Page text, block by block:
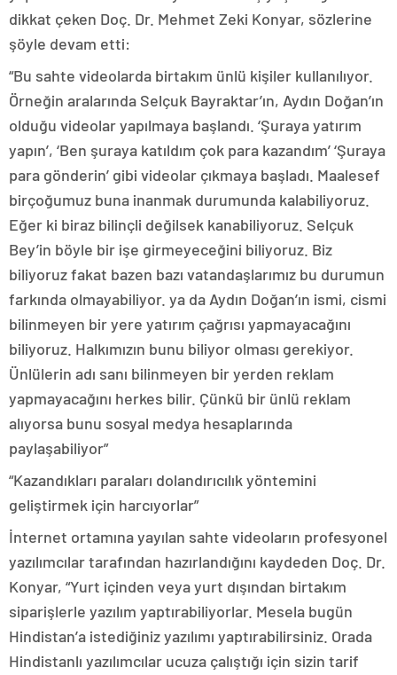
dikkat çeken Doç. Dr. Mehmet Zeki Konyar, sözlerine
şöyle devam etti:
“Bu sahte videolarda birtakım ünlü kişiler kullanılıyor.
Örneğin aralarında Selçuk Bayraktar’ın, Aydın Doğan’ın
olduğu videolar yapılmaya başlandı. ‘Şuraya yatırım
yapın’, ‘Ben şuraya katıldım çok para kazandım’ ‘Şuraya
para gönderin’ gibi videolar çıkmaya başladı. Maalesef
birçoğumuz buna inanmak durumunda kalabiliyoruz.
Eğer ki biraz bilinçli değilsek kanabiliyoruz. Selçuk
Bey’in böyle bir işe girmeyeceğini biliyoruz. Biz
biliyoruz fakat bazen bazı vatandaşlarımız bu durumun
farkında olmayabiliyor. ya da Aydın Doğan’ın ismi, cismi
bilinmeyen bir yere yatırım çağrısı yapmayacağını
biliyoruz. Halkımızın bunu biliyor olması gerekiyor.
Ünlülerin adı sanı bilinmeyen bir yerden reklam
yapmayacağını herkes bilir. Çünkü bir ünlü reklam
alıyorsa bunu sosyal medya hesaplarında
paylaşabiliyor”
“Kazandıkları paraları dolandırıcılık yöntemini
geliştirmek için harcıyorlar”
İnternet ortamına yayılan sahte videoların profesyonel
yazılımcılar tarafından hazırlandığını kaydeden Doç. Dr.
Konyar, “Yurt içinden veya yurt dışından birtakım
siparişlerle yazılım yaptırabiliyorlar. Mesela bugün
Hindistan’a istediğiniz yazılımı yaptırabilirsiniz. Orada
Hindistanlı yazılımcılar ucuza çalıştığı için sizin tarif